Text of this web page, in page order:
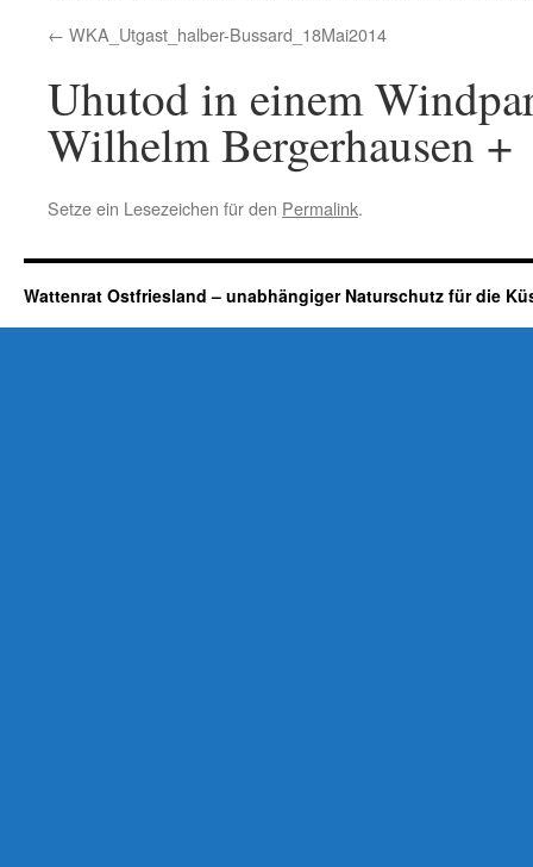
WKA_Utgast_halber-Bussard_18Mai2014
Uhutod in einem
Wilhelm Bergerhausen +
Setze ein Lesezeichen für den Permalink.
Wattenrat Ostfriesland – unabhängiger Naturschutz für die